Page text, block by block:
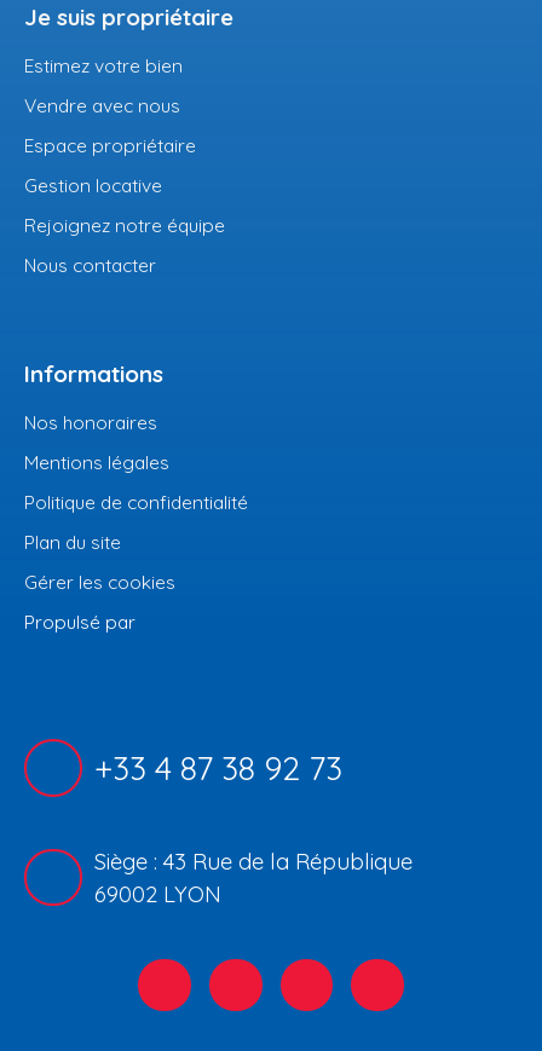
Je suis propriétaire
Estimez votre bien
Vendre avec nous
Espace propriétaire
Gestion locative
Rejoignez notre équipe
Nous contacter
Informations
Nos honoraires
Mentions légales
Politique de confidentialité
Plan du site
Gérer les cookies
Propulsé par
+33 4 87 38 92 73
Siège : 43 Rue de la République
69002 LYON